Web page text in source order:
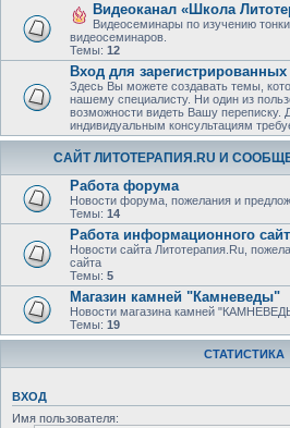
Видеоканал «Школа
Видеосеминары по изучению
видеосеминаров.
Темы: 12
Вход для
Здесь Вы можете создавать темы,
нашему специалисту. Ни один из
возможности видеть Вашу переписку.
индивидуальным консультациям
САЙТ ЛИТОТЕРАПИЯ.RU И
Работа форума
Новости форума, пожелания и
Темы: 14
Работа информационного
Новости сайта Литотерапия.Ru,
сайта
Темы: 5
Магазин камней "Камневеды"
Новости магазина камней
Темы: 19
СТАТИСТИКА
ВХОД
Имя пользователя: